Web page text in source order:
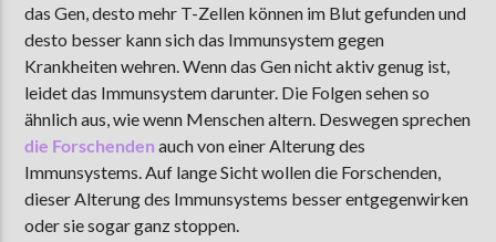
AKTUELLE SENDUNG
MOEBIUS
12:00 24:00
ZU HÖREN INMünster90,9 MHzSteinfurt 103,9 MHz
das Gen, desto mehr T-Zellen können im Blut gefunden und
desto besser kann sich das Immunsystem gegen
Krankheiten wehren. Wenn das Gen nicht aktiv genug ist,
leidet das Immunsystem darunter. Die Folgen sehen so
ähnlich aus, wie wenn Menschen altern. Deswegen sprechen
die Forschenden auch von einer Alterung des
Immunsystems. Auf lange Sicht wollen die Forschenden,
dieser Alterung des Immunsystems besser entgegenwirken
oder sie sogar ganz stoppen.